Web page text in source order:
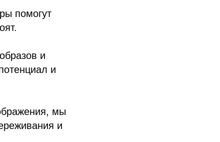
помогут
и
и
мы
и